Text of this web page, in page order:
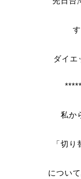
ダイエ
私か
「切
につい